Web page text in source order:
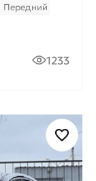
Передний
1233